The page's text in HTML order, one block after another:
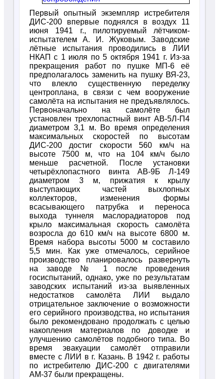
Первый опытный экземпляр истребителя
ДИС-200 впервые поднялся в воздух 11
июня 1941 г., пилотируемый лётчиком-
испытателем А. И. Жуковым. Заводские
лётные испытания проводились в ЛИИ
НКАП с 1 июля по 5 октября 1941 г. Из-за
прекращения работ по пушке МП-6 её
предполагалось заменить на пушку ВЯ-23,
что влекло существенную переделку
центроплана, в связи с чем вооружение
самолёта на испытания не предъявлялось.
Первоначально на самолёте был
установлен трехлопастный винт АВ-5Л-П4
диаметром 3,1 м. Во время определения
максимальных скоростей по высотам
ДИС-200 достиг скорости 560 км/ч на
высоте 7500 м, что на 104 км/ч было
меньше расчетной. После установки
четырёхлопастного винта АВ-9Б Л-149
диаметром 3 м, прижатия к крылу
выступающих частей выхлопных
коллекторов, изменения формы
всасывающего патрубка и переноса
выхода туннеля маслорадиаторов под
крыло максимальная скорость самолёта
возросла до 610 км/ч на высоте 6800 м.
Время набора высоты 5000 м составило
5,5 мин. Как уже отмечалось, серийное
производство планировалось развернуть
на заводе № 1 после проведения
госиспытаний, однако, уже по результатам
заводских испытаний из-за выявленных
недостатков самолёта ЛИИ выдало
отрицательное заключение о возможности
его серийного производства, но испытания
было рекомендовано продолжать с целью
накопления материалов по доводке и
улучшению самолётов подобного типа. Во
время эвакуации самолёт отправили
вместе с ЛИИ в г. Казань. В 1942 г. работы
по истребителю ДИС-200 с двигателями
АМ-37 были прекращены.